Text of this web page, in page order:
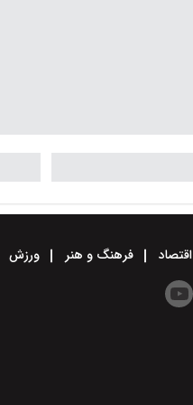
اقتصاد فرهنگ و هنر ورزش